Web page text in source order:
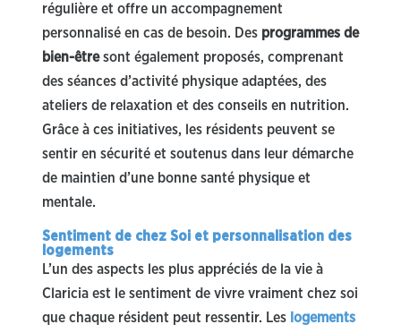
régulière et offre un accompagnement
personnalisé en cas de besoin. Des programmes de
bien-êtresont également proposés, comprenant
des séances d’activité physique adaptées, des
ateliers de relaxation et des conseils en nutrition.
Grâce à ces initiatives, les résidents peuvent se
sentir en sécurité et soutenus dans leur démarche
de maintien d’une bonne santé physique et
mentale.
Sentiment de chez Soi et personnalisation des
logements
L’un des aspects les plus appréciés de la vie à
Claricia est le sentiment de vivre vraiment chez soi
que chaque résident peut ressentir. Les logements